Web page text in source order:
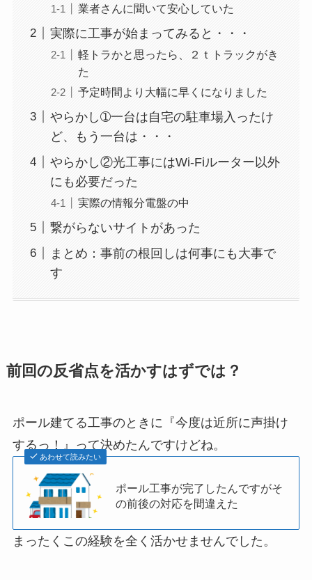
業者さんに聞いて安心していた
実際に工事が始まってみると・・・
軽トラかと思ったら、２ｔトラックがき
た
予定時間より大幅に早くになりました
やらかし➀一台は自宅の駐車場入ったけ
ど、もう一台は・・・
やらかし②光工事にはWi-Fiルーター以外
にも必要だった
実際の情報分電盤の中
繋がらないサイトがあった
まとめ：事前の根回しは何事にも大事で
す
前回の反省点を活かすはずでは？
ポール建てる工事のときに『今度は近所に声掛け
するっ！』って決めたんですけどね。
あわせて読みたい
ポール工事が完了したんですがそ
の前後の対応を間違えた
まったくこの経験を全く活かせませんでした。